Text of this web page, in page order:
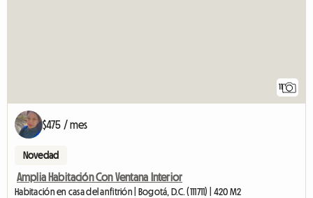
11
$475 / mes
Novedad
Amplia Habitación Con Ventana Interior
Habitación en casa del anfitrión | Bogotá, D.C. (111711) | 420 M2